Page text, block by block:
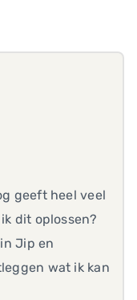
geeft heel veel
dit oplossen?
Jip en
wat ik kan